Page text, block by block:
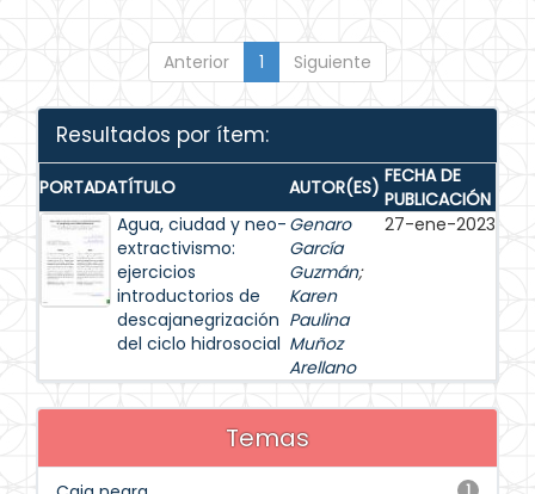
Anterior 1 Siguiente
Resultados por ítem:
PORTADATÍTULO AUTOR(ES) FECHA DE
PUBLICACIÓN
Agua, ciudad y neo-
extractivismo:
ejercicios
introductorios de
descajanegrización
del ciclo hidrosocial
Genaro
García
Guzmán;
Karen
Paulina
Muñoz
Arellano
27-ene-2023
Temas
1